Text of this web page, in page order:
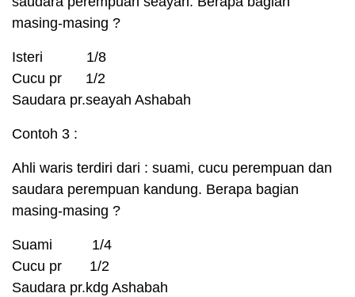
masing-masing ?
Isteri 1/8
Cucu pr 1/2
Saudara pr.seayah Ashabah
Contoh 3 :
Ahli waris terdiri dari : suami, cucu perempuan dan
saudara perempuan kandung. Berapa bagian
masing-masing ?
Suami 1/4
Cucu pr 1/2
Saudara pr.kdg Ashabah